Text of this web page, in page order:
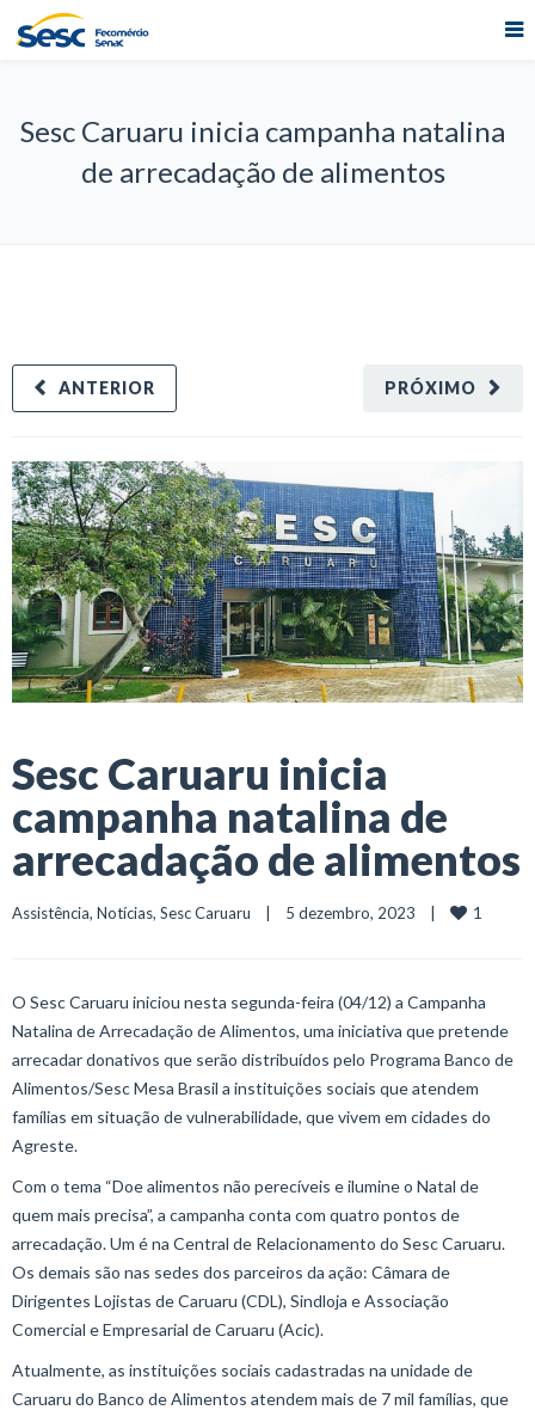
Sesc Caruaru inicia campanha natalina
de arrecadação de alimentos
PRÓXIMO
ANTERIOR
Sesc Caruaru inicia
campanha natalina de
arrecadação de alimentos
Assistência, Notícias, Sesc Caruaru
    |    5 dezembro, 2023    |
1
O Sesc Caruaru iniciou nesta segunda-feira (04/12) a Campanha
Natalina de Arrecadação de Alimentos, uma iniciativa que pretende
arrecadar donativos que serão distribuídos pelo Programa Banco de
Alimentos/Sesc Mesa Brasil a instituições sociais que atendem
famílias em situação de vulnerabilidade, que vivem em cidades do
Agreste.
Com o tema “Doe alimentos não perecíveis e ilumine o Natal de
quem mais precisa”, a campanha conta com quatro pontos de
arrecadação. Um é na Central de Relacionamento do Sesc Caruaru.
Os demais são nas sedes dos parceiros da ação: Câmara de
Dirigentes Lojistas de Caruaru (CDL), Sindloja e Associação
Comercial e Empresarial de Caruaru (Acic).
Atualmente, as instituições sociais cadastradas na unidade de
Caruaru do Banco de Alimentos atendem mais de 7 mil famílias, que